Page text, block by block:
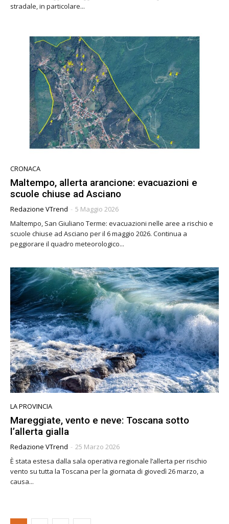
stradale, in particolare...
CRONACA
Maltempo, allerta arancione: evacuazioni e
scuole chiuse ad Asciano
Redazione VTrend - 5 Maggio 2026
Maltempo, San Giuliano Terme: evacuazioni nelle aree a rischio e
scuole chiuse ad Asciano per il 6 maggio 2026. Continua a
peggiorare il quadro meteorologico...
LA PROVINCIA
Mareggiate, vento e neve: Toscana sotto
l’allerta gialla
Redazione VTrend - 25 Marzo 2026
È stata estesa dalla sala operativa regionale l’allerta per rischio
vento su tutta la Toscana per la giornata di giovedì 26 marzo, a
causa...